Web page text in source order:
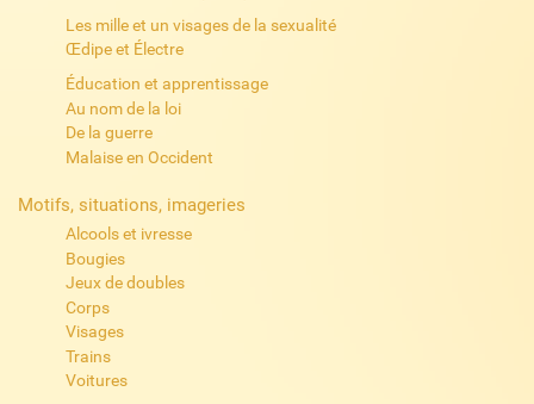
Les mille et un visages de la sexualité
Œdipe et Électre
Éducation et apprentissage
Au nom de la loi
De la guerre
Malaise en Occident
Motifs, situations, imageries
Alcools et ivresse
Bougies
Jeux de doubles
Corps
Visages
Trains
Voitures